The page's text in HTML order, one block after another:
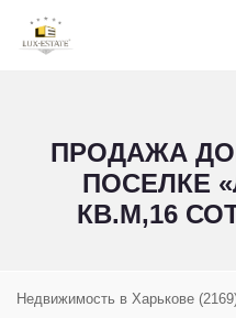
ПРОДАЖА
ПОСЕЛКЕ
КВ.М,16
Недвижимость в Харькове